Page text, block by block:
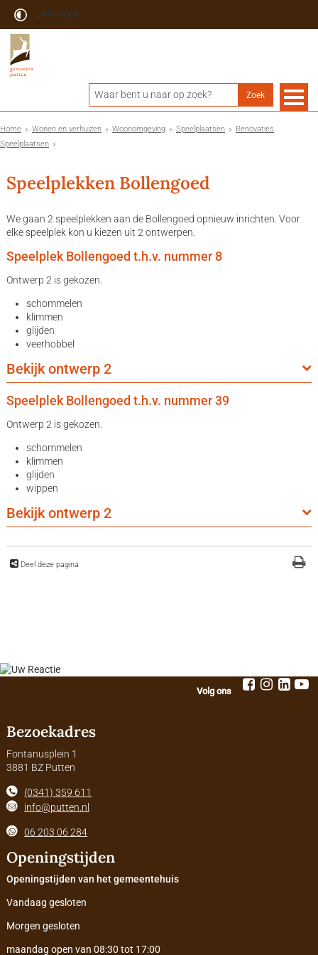
Lees voor
Home Wonen en verhuizen Woonomgeving Speelplaatsen
Renovaties
Speelplaatsen
Speelplekken Bollengoed
We gaan 2 speelplekken aan de Bollengoed opnieuw inrichten. Voor
elke speelplek kon u kiezen uit 2 ontwerpen.
Speelplek Bollengoed t.h.v. nummer 8
Ontwerp 2 is gekozen.
schommelen
klimmen
glijden
veerhobbel
Bekijk ontwerp 2
Speelplek Bollengoed t.h.v. nummer 39
Ontwerp 2 is gekozen.
schommelen
klimmen
glijden
wippen
Bekijk ontwerp 2
Deel deze pagina
Volg ons
Bezoekadres
Fontanusplein 1
3881 BZ Putten
(0341) 359 611
info@putten.nl
06 203 06 284
Openingstijden
Openingstijden van het gemeentehuis
Vandaag gesloten
Morgen gesloten
maandag open van 08:30 tot 17:00